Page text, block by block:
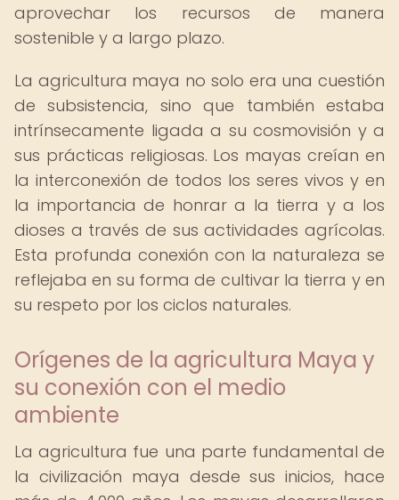
aprovechar los recursos de manera
sostenible y a largo plazo.
La agricultura maya no solo era una cuestión
de subsistencia, sino que también estaba
intrínsecamente ligada a su cosmovisión y a
sus prácticas religiosas. Los mayas creían en
la interconexión de todos los seres vivos y en
la importancia de honrar a la tierra y a los
dioses a través de sus actividades agrícolas.
Esta profunda conexión con la naturaleza se
reflejaba en su forma de cultivar la tierra y en
su respeto por los ciclos naturales.
Orígenes de la agricultura Maya y
su conexión con el medio
ambiente
La agricultura fue una parte fundamental de
la civilización maya desde sus inicios, hace